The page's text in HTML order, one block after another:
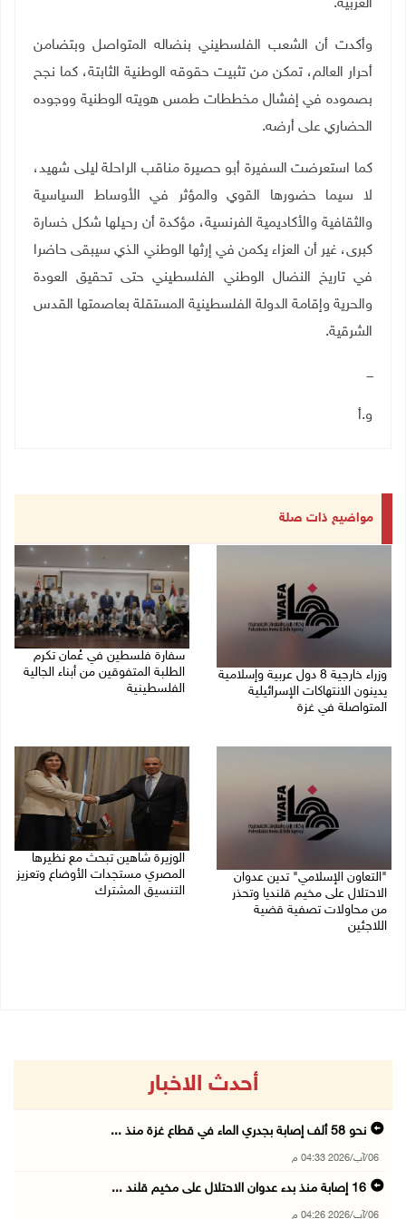
الغربية.
وأكدت أن الشعب الفلسطيني بنضاله المتواصل وبتضامن
أحرار العالم، تمكن من تثبيت حقوقه الوطنية الثابتة، كما نجح
بصموده في إفشال مخططات طمس هويته الوطنية ووجوده
الحضاري على أرضه.
كما استعرضت السفيرة أبو حصيرة مناقب الراحلة ليلى شهيد،
لا سيما حضورها القوي والمؤثر في الأوساط السياسية
والثقافية والأكاديمية الفرنسية، مؤكدة أن رحيلها شكل خسارة
كبرى، غير أن العزاء يكمن في إرثها الوطني الذي سيبقى حاضرا
في تاريخ النضال الوطني الفلسطيني حتى تحقيق العودة
والحرية وإقامة الدولة الفلسطينية المستقلة بعاصمتها القدس
الشرقية.
ـــ
و.أ
مواضيع ذات صلة
وزراء خارجية 8 دول عربية وإسلامية
يدينون الانتهاكات الإسرائيلية
المتواصلة في غزة
سفارة فلسطين في عُمان تكرم
الطلبة المتفوقين من أبناء الجالية
الفلسطينية
"التعاون الإسلامي" تدين عدوان
الاحتلال على مخيم قلنديا وتحذر
من محاولات تصفية قضية
اللاجئين
الوزيرة شاهين تبحث مع نظيرها
المصري مستجدات الأوضاع وتعزيز
التنسيق المشترك
أحدث الاخبار
نحو 58 ألف إصابة بجدري الماء في قطاع غزة منذ ...
06/آب/2026 04:33 م
16 إصابة منذ بدء عدوان الاحتلال على مخيم قلند ...
06/آب/2026 04:26 م